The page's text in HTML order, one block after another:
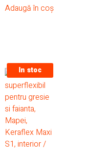
Adaugă în coș
In stoc